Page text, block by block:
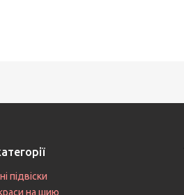
підвіски
на шию